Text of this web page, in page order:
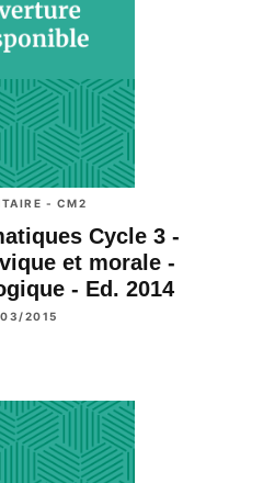
- CM2
Cycle 3 -
et morale -
- Ed. 2014
2015